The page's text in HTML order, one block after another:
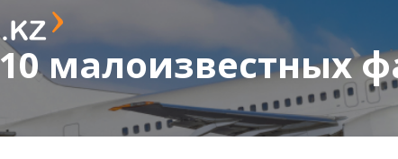
10 малоизвестных